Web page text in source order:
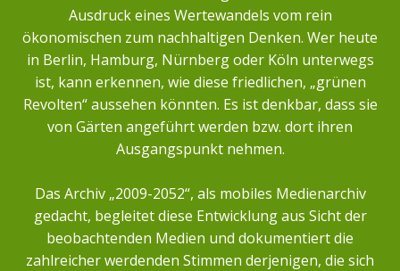
Ausdruck eines Wertewandels vom rein
ökonomischen zum nachhaltigen Denken. Wer heute
in Berlin, Hamburg, Nürnberg oder Köln unterwegs
ist, kann erkennen, wie diese friedlichen, „grünen
Revolten“ aussehen könnten. Es ist denkbar, dass sie
von Gärten angeführt werden bzw. dort ihren
Ausgangspunkt nehmen.
Das Archiv „2009-2052“, als mobiles Medienarchiv
gedacht, begleitet diese Entwicklung aus Sicht der
beobachtenden Medien und dokumentiert die
zahlreicher werdenden Stimmen derjenigen, die sich